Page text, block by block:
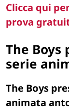
Clicca qui
prova
The Boys
serie
The Boys
animata